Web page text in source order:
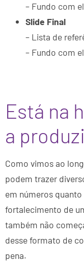
– Fundo com
Slide Final
– Lista de
– Fundo com
Está na
a
Como vimos ao
podem trazer
em números
fortalecimento de
também não
desse formato de
pena.